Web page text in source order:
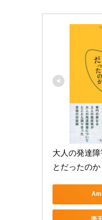
大人の発達
とだったのか